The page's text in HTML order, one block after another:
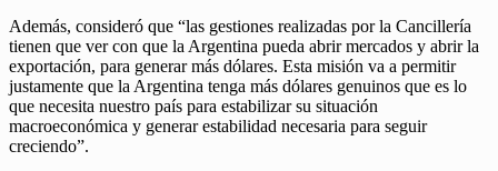
Además, consideró que “las gestiones realizadas por la Cancillería
tienen que ver con que la Argentina pueda abrir mercados y abrir la
exportación, para generar más dólares. Esta misión va a permitir
justamente que la Argentina tenga más dólares genuinos que es lo
que necesita nuestro país para estabilizar su situación
macroeconómica y generar estabilidad necesaria para seguir
creciendo”.